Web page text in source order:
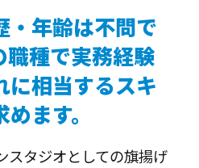
・年齢は不問で
職種で実務経験
に相当するスキ
ます。
スタジオとしての旗揚げ